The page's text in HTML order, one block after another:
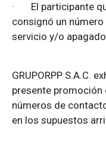
· El participante
consignó un
servicio y/o
GRUPORPP S.A.C.
presente
números de
en los supuestos